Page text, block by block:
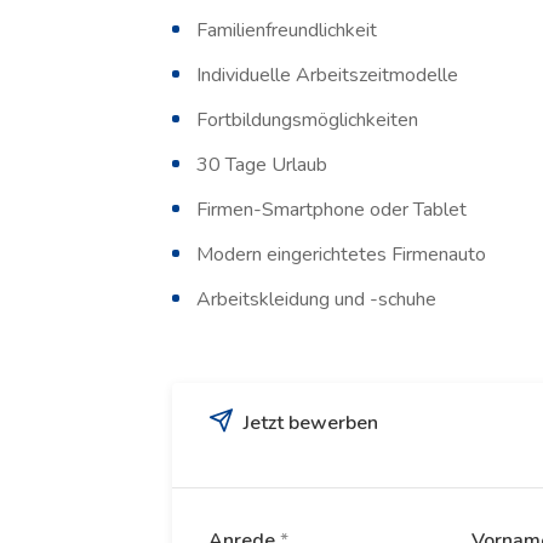
Familienfreundlichkeit
Individuelle Arbeitszeitmodelle
Fortbildungsmöglichkeiten
30 Tage Urlaub
Firmen-Smartphone oder Tablet
Modern eingerichtetes Firmenauto
Arbeitskleidung und -schuhe
Jetzt bewerben